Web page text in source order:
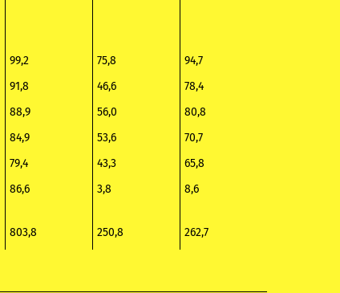
99,2 75,8
94,7
91,8 46,6
78,4
88,9 56,0
80,8
84,9 53,6
70,7
79,4 43,3
65,8
86,6 3,8
8,6
803,8 250,8 262,7